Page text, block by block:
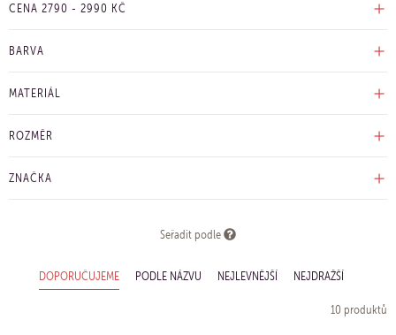
CENA 2790 - 2990 KČ
BARVA
MATERIÁL
ROZMĚR
ZNAČKA
Seřadit podle
DOPORUČUJEME PODLE NÁZVU NEJLEVNĚJŠÍ NEJDRAŽŠÍ
10 produktů